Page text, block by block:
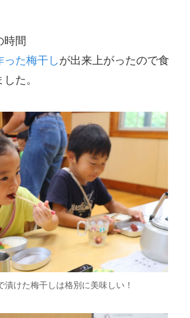
時間
った梅干し が出来上がったので食
た。
漬けた梅干しは格別に美味しい！